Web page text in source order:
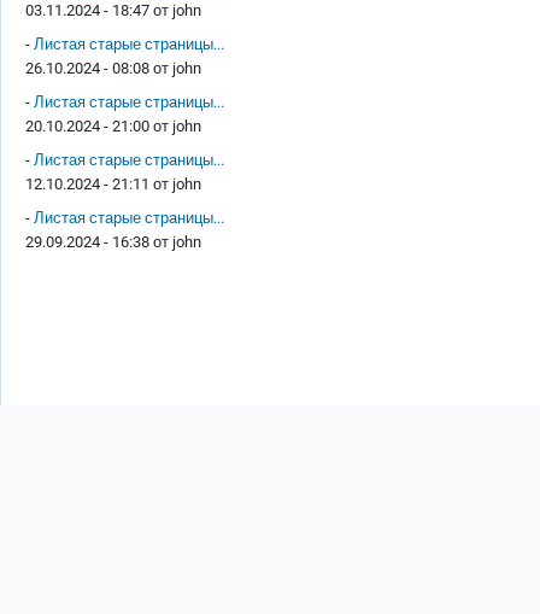
03.11.2024 - 18:47 от john
- Листая старые страницы...
26.10.2024 - 08:08 от john
- Листая старые страницы...
20.10.2024 - 21:00 от john
- Листая старые страницы...
12.10.2024 - 21:11 от john
- Листая старые страницы...
29.09.2024 - 16:38 от john